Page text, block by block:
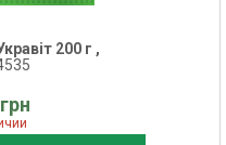
200 г ,